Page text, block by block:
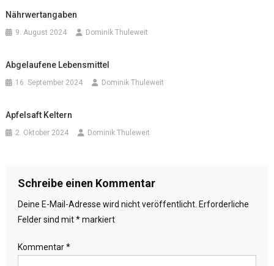
Nährwertangaben
9. August 2024 Dominik Thuleweit
Abgelaufene Lebensmittel
16. September 2024 Dominik Thuleweit
Apfelsaft Keltern
2. Oktober 2024 Dominik Thuleweit
Schreibe einen Kommentar
Deine E-Mail-Adresse wird nicht veröffentlicht. Erforderliche
Felder sind mit*markiert
Kommentar*